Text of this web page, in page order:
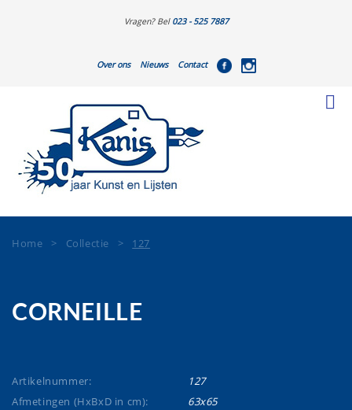
Vragen? Bel 023 - 525 7887
Over ons Nieuws Contact
Home > Collectie > 127
CORNEILLE
Artikelnummer:
127
Afmetingen (HxBxD in cm):
63x65